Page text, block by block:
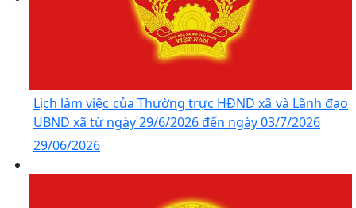
Lịch làm việc của Thường trực HĐND xã và Lãnh đạo
UBND xã từ ngày 29/6/2026 đến ngày 03/7/2026
29/06/2026